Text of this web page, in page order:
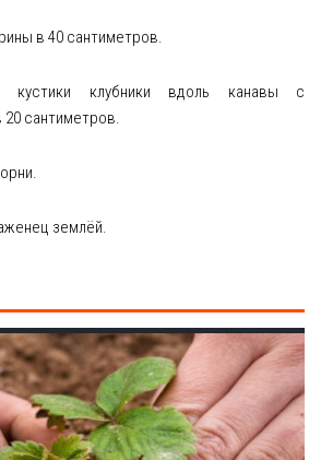
в 40 сантиметров.
кустики клубники вдоль канавы с
20 сантиметров.
землёй.